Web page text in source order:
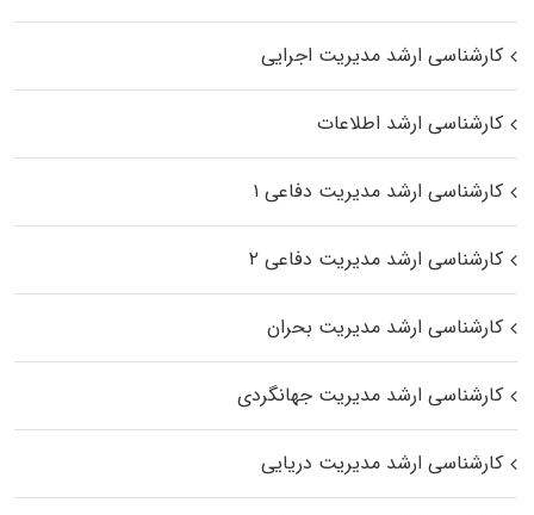
کارشناسی ارشد مدیریت اجرایی
کارشناسی ارشد اطلاعات
کارشناسی ارشد مدیریت دفاعی ۱
کارشناسی ارشد مدیریت دفاعی ۲
کارشناسی ارشد مدیریت بحران
کارشناسی ارشد مدیریت جهانگردی
کارشناسی ارشد مدیریت دریایی